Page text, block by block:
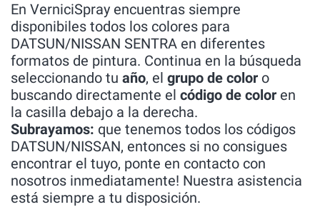
En VerniciSpray encuentras siempre
disponibiles todos los colores para
DATSUN/NISSAN SENTRA en diferentes
formatos de pintura. Continua en la búsqueda
seleccionando tu año, el grupo de color o
buscando directamente el código de color en
la casilla debajo a la derecha.
Subrayamos: que tenemos todos los códigos
DATSUN/NISSAN, entonces si no consigues
encontrar el tuyo, ponte en contacto con
nosotros inmediatamente! Nuestra asistencia
está siempre a tu disposición.